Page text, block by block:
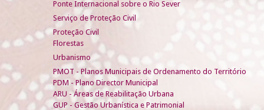
Ponte Internacional sobre o Rio Sever
Serviço de Proteção Civil
Proteção Civil
Florestas
Urbanismo
PMOT - Planos Municipais de Ordenamento do Território
PDM - Plano Director Municipal
ARU - Áreas de Reabilitação Urbana
GUP - Gestão Urbanística e Patrimonial